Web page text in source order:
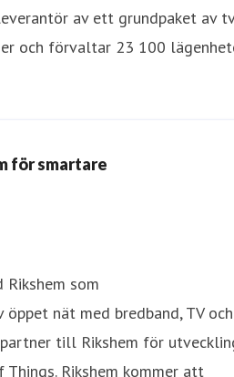
av ett grundpaket av
och förvaltar 23 100
för smartare
som
nät med bredband, TV och
till Rikshem för
Rikshem kommer att